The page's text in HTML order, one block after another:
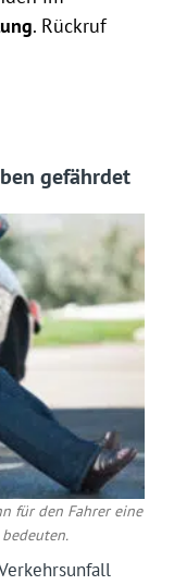
. Rückruf
gefährdet
für den Fahrer eine